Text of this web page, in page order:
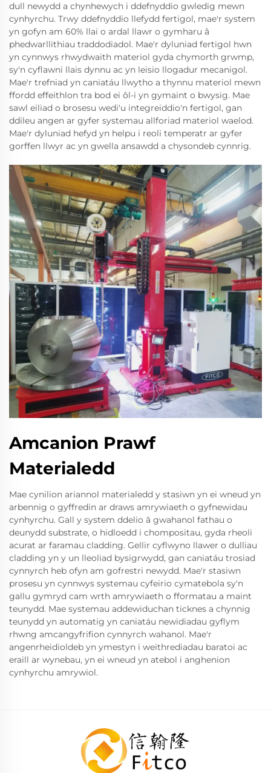
dull newydd a chynhewych i ddefnyddio gwledig mewn
cynhyrchu. Trwy ddefnyddio llefydd fertigol, mae'r system
yn gofyn am 60% llai o ardal llawr o gymharu â
phedwarllithiau traddodiadol. Mae'r dyluniad fertigol hwn
yn cynnwys rhwydwaith materiol gyda chymorth grwmp,
sy'n cyflawni llais dynnu ac yn leisio llogadur mecanigol.
Mae'r trefniad yn caniatáu llwytho a thynnu materiol mewn
ffordd effeithlon tra bod ei ôl-i yn gymaint o bwysig. Mae
sawl eiliad o brosesu wedi'u integreiddio'n fertigol, gan
ddileu angen ar gyfer systemau allforiad materiol waelod.
Mae'r dyluniad hefyd yn helpu i reoli temperatr ar gyfer
gorffen llwyr ac yn gwella ansawdd a chysondeb cynnrig.
Amcanion Prawf
Materialedd
Mae cynilion ariannol materialedd y stasiwn yn ei wneud yn
arbennig o gyffredin ar draws amrywiaeth o gyfnewidau
cynhyrchu. Gall y system ddelio â gwahanol fathau o
deunydd substrate, o hidloedd i chompositau, gyda rheoli
acurat ar faramau cladding. Gellir cyflwyno llawer o dulliau
cladding yn y un lleoliad bysigrwydd, gan caniatáu trosiad
cynnyrch heb ofyn am gofrestri newydd. Mae'r stasiwn
prosesu yn cynnwys systemau cyfeirio cymatebola sy'n
gallu gymryd cam wrth amrywiaeth o fformatau a maint
teunydd. Mae systemau addewiduchan ticknes a chynnig
teunydd yn automatig yn caniatáu newidiadau gyflym
rhwng amcangyfrifion cynnyrch wahanol. Mae'r
angenrheidioldeb yn ymestyn i weithrediadau baratoi ac
eraill ar wynebau, yn ei wneud yn atebol i anghenion
cynhyrchu amrywiol.